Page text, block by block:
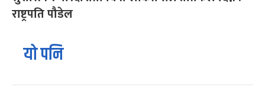
राष्ट्रपति पौडेल
यो पनि